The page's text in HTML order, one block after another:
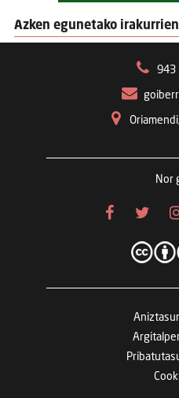
Azken egunetako
943
Nor